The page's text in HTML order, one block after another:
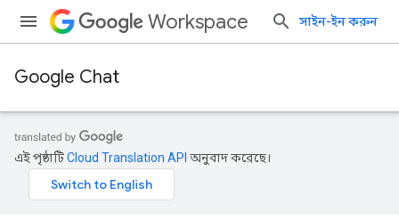
Workspace সাইন-ইন করুন
Google Chat
এই পৃষ্ঠাটিCloud Translation API অনুবাদ করেছে।